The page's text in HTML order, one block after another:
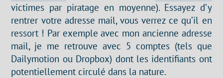
victimes par piratage en moyenne). Essayez d’y
rentrer votre adresse mail, vous verrez ce qu’il en
ressort ! Par exemple avec mon ancienne adresse
mail, je me retrouve avec 5 comptes (tels que
Dailymotion ou Dropbox) dont les identifiants ont
potentiellement circulé dans la nature.